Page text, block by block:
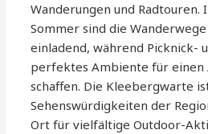
Wanderungen und Radtouren.
Sommer sind die
einladend, während Picknick-
perfektes Ambiente für einen
schaffen. Die Kleebergwarte
Sehenswürdigkeiten der
Ort für vielfältige Outdoor-